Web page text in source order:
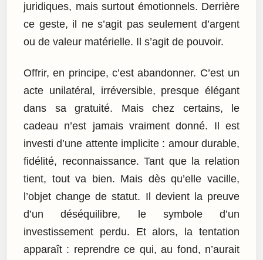
juridiques, mais surtout émotionnels. Derrière
ce geste, il ne s’agit pas seulement d’argent
ou de valeur matérielle. Il s’agit de pouvoir.
Offrir, en principe, c’est abandonner. C’est un
acte unilatéral, irréversible, presque élégant
dans sa gratuité. Mais chez certains, le
cadeau n’est jamais vraiment donné. Il est
investi d’une attente implicite : amour durable,
fidélité, reconnaissance. Tant que la relation
tient, tout va bien. Mais dès qu’elle vacille,
l’objet change de statut. Il devient la preuve
d’un déséquilibre, le symbole d’un
investissement perdu. Et alors, la tentation
apparaît : reprendre ce qui, au fond, n’aurait